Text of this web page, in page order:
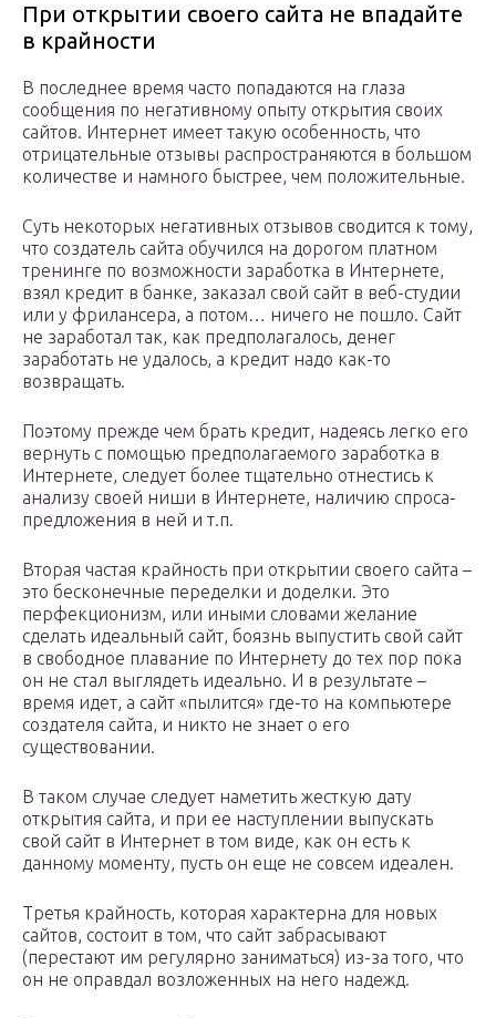
При открытии своего сайта не впадайте
в крайности
В последнее время часто попадаются на глаза
сообщения по негативному опыту открытия своих
сайтов. Интернет имеет такую особенность, что
отрицательные отзывы распространяются в большом
количестве и намного быстрее, чем положительные.
Суть некоторых негативных отзывов сводится к тому,
что создатель сайта обучился на дорогом платном
тренинге по возможности заработка в Интернете,
взял кредит в банке, заказал свой сайт в веб-студии
или у фрилансера, а потом… ничего не пошло. Сайт
не заработал так, как предполагалось, денег
заработать не удалось, а кредит надо как-то
возвращать.
Поэтому прежде чем брать кредит, надеясь легко его
вернуть с помощью предполагаемого заработка в
Интернете, следует более тщательно отнестись к
анализу своей ниши в Интернете, наличию спроса-
предложения в ней и т.п.
Вторая частая крайность при открытии своего сайта –
это бесконечные переделки и доделки. Это
перфекционизм, или иными словами желание
сделать идеальный сайт, боязнь выпустить свой сайт
в свободное плавание по Интернету до тех пор пока
он не стал выглядеть идеально. И в результате –
время идет, а сайт «пылится» где-то на компьютере
создателя сайта, и никто не знает о его
существовании.
В таком случае следует наметить жесткую дату
открытия сайта, и при ее наступлении выпускать
свой сайт в Интернет в том виде, как он есть к
данному моменту, пусть он еще не совсем идеален.
Третья крайность, которая характерна для новых
сайтов, состоит в том, что сайт забрасывают
(перестают им регулярно заниматься) из-за того, что
он не оправдал возложенных на него надежд.